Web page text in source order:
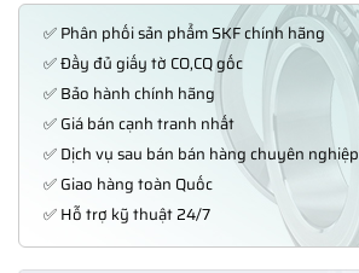
✅ Phân phối sản phẩm SKF chính hãng
✅ Đầy đủ giấy tờ CO,CQ gốc
✅ Bảo hành chính hãng
✅ Giá bán cạnh tranh nhất
✅ Dịch vụ sau bán bán hàng chuyên nghiệp
✅ Giao hàng toàn Quốc
✅ Hỗ trợ kỹ thuật 24/7